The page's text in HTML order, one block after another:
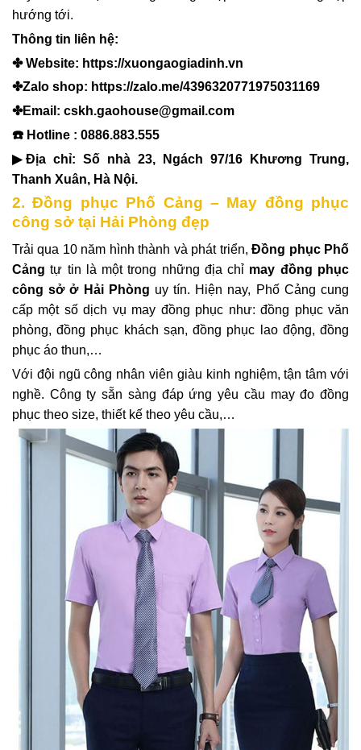
hướng tới.
Thông tin liên hệ:
✤ Website: https://xuongaogiadinh.vn
✤Zalo shop: https://zalo.me/4396320771975031169
✤Email: cskh.gaohouse@gmail.com
☎️ Hotline : 0886.883.555
▶Địa chỉ: Số nhà 23, Ngách 97/16 Khương Trung,
Thanh Xuân, Hà Nội.
2. Đồng phục Phố Cảng – May đồng phục
công sở tại Hải Phòng đẹp
Trải qua 10 năm hình thành và phát triển,Đồng phục Phố
Cảng tự tin là một trong những địa chỉ may đồng phục
công sở ở Hải Phòng uy tín. Hiện nay, Phố Cảng cung
cấp một số dịch vụ may đồng phục như: đồng phục văn
phòng, đồng phục khách sạn, đồng phục lao động, đồng
phục áo thun,…
Với đội ngũ công nhân viên giàu kinh nghiệm, tận tâm với
nghề. Công ty sẵn sàng đáp ứng yêu cầu may đo đồng
phục theo size, thiết kế theo yêu cầu,…